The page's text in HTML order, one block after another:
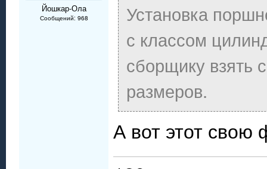
Йошкар-Ола
Сообщений: 968
Установка
с классом
сборщику взять
размеров.
А вот этот свою